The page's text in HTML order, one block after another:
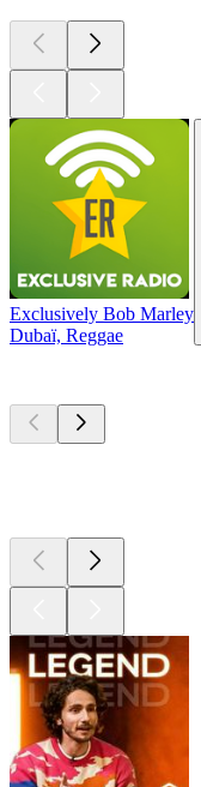
Exclusively Bob Marley
Dubaï, Reggae